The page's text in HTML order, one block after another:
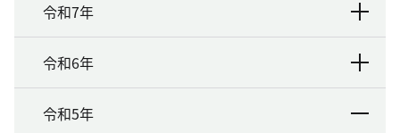
令和7年
令和6年
令和5年